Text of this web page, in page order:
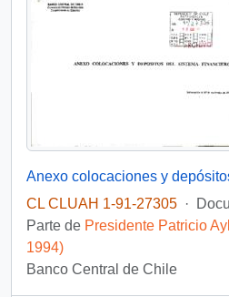
CL CLUAH 1-91-27305 ·
Parte de Presidente Patricio
1994)
Banco Central de Chile